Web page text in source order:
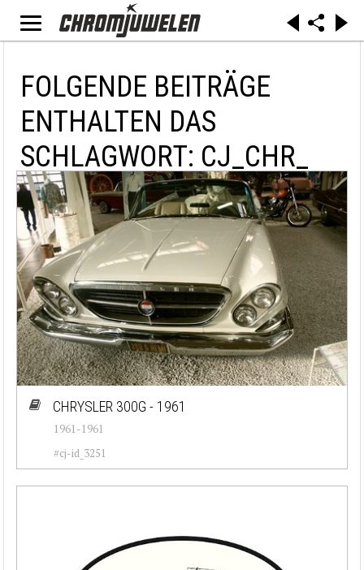
FOLGENDE BEITRÄGE
ENTHALTEN DAS
SCHLAGWORT: CJ_CHR_
CHRYSLER 300G - 1961
1961-1961
#cj-id_3251